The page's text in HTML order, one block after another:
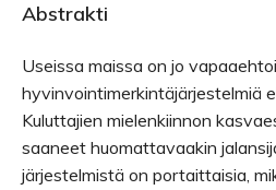
Abstrakti
Useissa maissa on jo
hyvinvointimerkintäjärjestelmiä
Kuluttajien mielenkiinnon
saaneet huomattavaakin
järjestelmistä on portaittaisia,